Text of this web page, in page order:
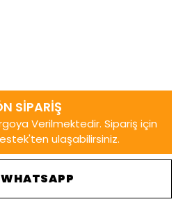
WHATSAPP